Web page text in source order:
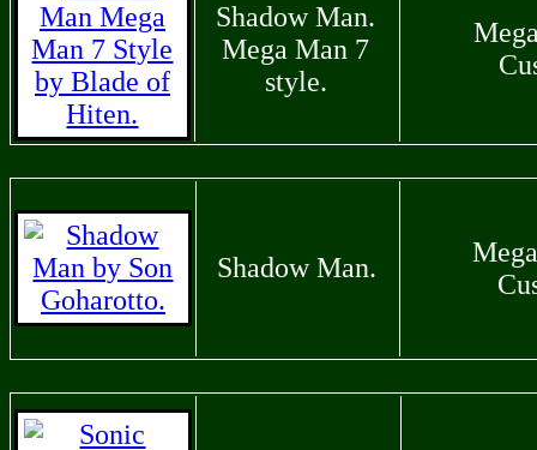
Shadow Man.
Mega Man 7
style.
Shadow Man.